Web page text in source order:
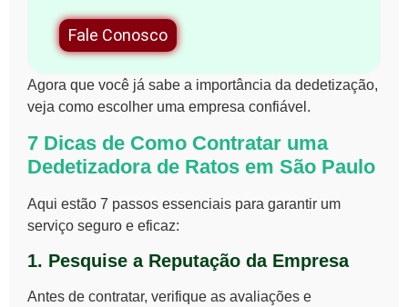
Fale Conosco
Agora que você já sabe a importância da dedetização,
veja como escolher uma empresa confiável.
7 Dicas de Como Contratar uma
Dedetizadora de Ratos em São Paulo
Aqui estão 7 passos essenciais para garantir um
serviço seguro e eficaz:
1. Pesquise a Reputação da Empresa
Antes de contratar, verifique as avaliações e